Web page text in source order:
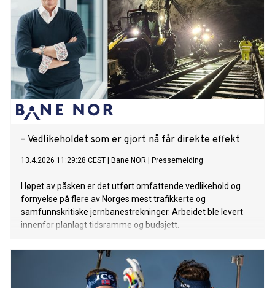
som over tid har utviklet utøvere som står klare til å ta over
stafettpinnen når de største profilene gir seg.
– Vedlikeholdet som er gjort nå får direkte effekt
13.4.2026 11:29:28 CEST Bane NOR Pressemelding
I løpet av påsken er det utført omfattende vedlikehold og
fornyelse på flere av Norges mest trafikkerte og
samfunnskritiske jernbanestrekninger. Arbeidet ble levert
innenfor planlagt tidsramme og budsjett.